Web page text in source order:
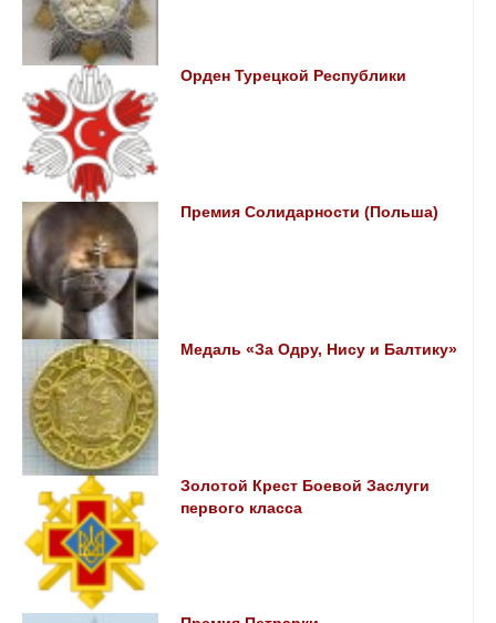
Орден Турецкой Республики
Премия Солидарности (Польша)
Медаль «За Одру, Нису и Балтику»
Золотой Крест Боевой Заслуги
первого класса